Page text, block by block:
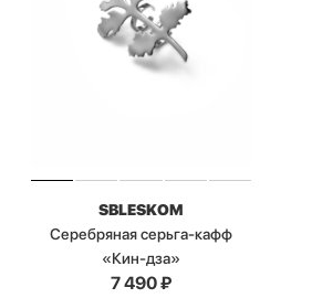
SBLESKOM
Серебряная серьга-кафф
«Кин-дза»
7 490₽